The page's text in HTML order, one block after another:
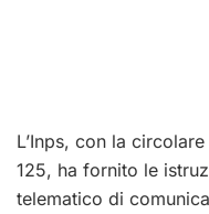
L’Inps, con la
125, ha fornito le
telematico di